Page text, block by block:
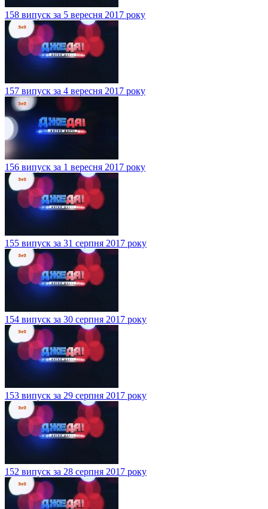
158 випуск за 5 вересня 2017 року
157 випуск за 4 вересня 2017 року
156 випуск за 1 вересня 2017 року
155 випуск за 31 серпня 2017 року
154 випуск за 30 серпня 2017 року
153 випуск за 29 серпня 2017 року
152 випуск за 28 серпня 2017 року